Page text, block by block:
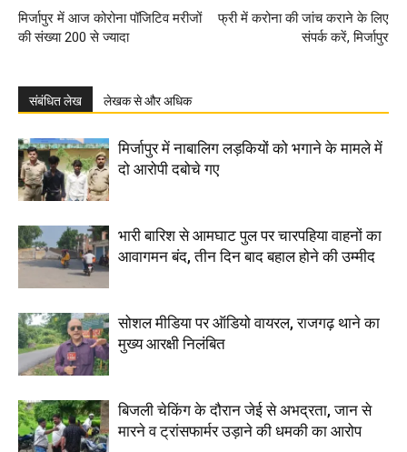
मिर्जापुर में आज कोरोना पॉजिटिव मरीजों
की संख्या 200 से ज्यादा
फ्री में करोना की जांच कराने के लिए
संपर्क करें, मिर्जापुर
संबंधित लेख लेखक से और अधिक
मिर्जापुर में नाबालिग लड़कियों को भगाने के मामले में
दो आरोपी दबोचे गए
भारी बारिश से आमघाट पुल पर चारपहिया वाहनों का
आवागमन बंद, तीन दिन बाद बहाल होने की उम्मीद
सोशल मीडिया पर ऑडियो वायरल, राजगढ़ थाने का
मुख्य आरक्षी निलंबित
बिजली चेकिंग के दौरान जेई से अभद्रता, जान से
मारने व ट्रांसफार्मर उड़ाने की धमकी का आरोप